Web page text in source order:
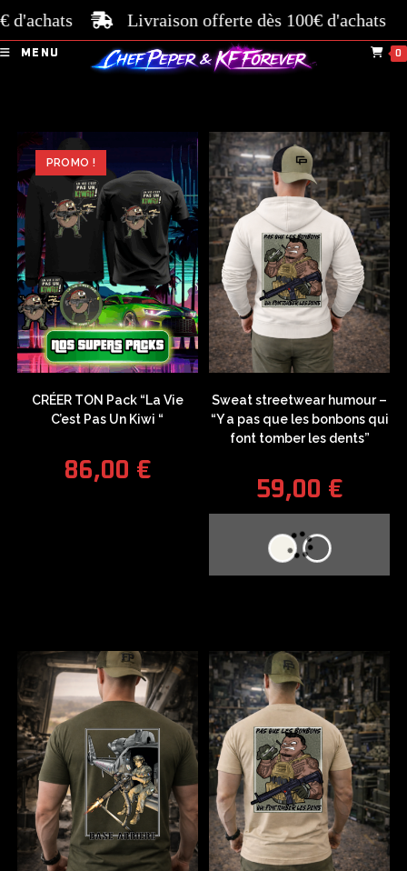
Livraison offerte dès 100€ d'achats
MENU 0
PROMO !
CRÉER TON Pack “La Vie
C’est Pas Un Kiwi “
86,00 €
Sweat streetwear humour –
“Y a pas que les bonbons qui
font tomber les dents”
59,00 €